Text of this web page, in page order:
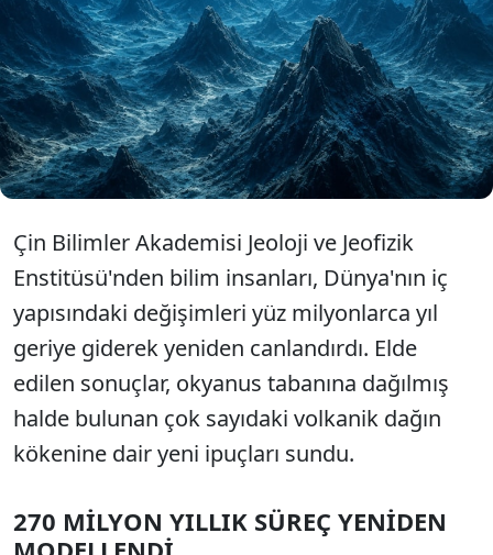
oluşumuna ilişkin bilinen teorileri yeniden
gündeme taşıdı. Araştırmacılar, büyük bölümü
deniz seviyesinin altında bulunan ve bugüne kadar
40 binden fazlası tespit edilen bu volkanik
yapıların, düşünüldüğünden çok daha karmaşık bir
sistemin parçası olabileceğini belirledi.
Çin Bilimler Akademisi Jeoloji ve Jeofizik
Enstitüsü'nden bilim insanları, Dünya'nın iç
yapısındaki değişimleri yüz milyonlarca yıl
geriye giderek yeniden canlandırdı. Elde
edilen sonuçlar, okyanus tabanına dağılmış
halde bulunan çok sayıdaki volkanik dağın
kökenine dair yeni ipuçları sundu.
270 MİLYON YILLIK SÜREÇ YENİDEN